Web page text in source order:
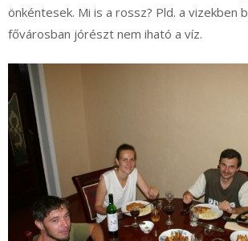
önkéntesek. Mi is a rossz? Pld. a vizekben
fővárosban jórészt nem iható a víz.